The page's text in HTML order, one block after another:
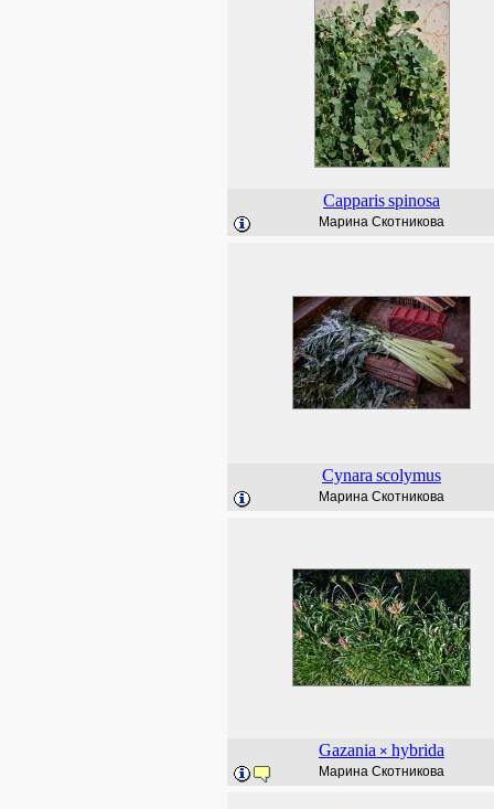
Capparisspinosa
Марина Скотникова
Cynara scolymus
Марина Скотникова
Gazania × hybrida
Марина Скотникова